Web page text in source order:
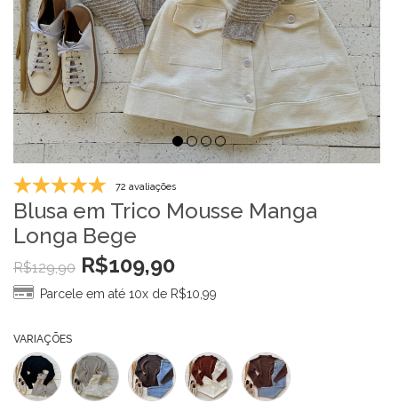
72 avaliações
Blusa em Trico Mousse Manga
Longa Bege
R$129,90 R$109,90
Parcele em até 10x de R$10,99
VARIAÇÕES